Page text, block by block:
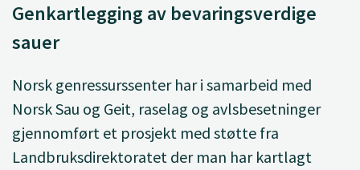
Genkartlegging av bevaringsverdige
sauer
Norsk genressurssenter har i samarbeid med
Norsk Sau og Geit, raselag og avlsbesetninger
gjennomført et prosjekt med støtte fra
Landbruksdirektoratet der man har kartlagt